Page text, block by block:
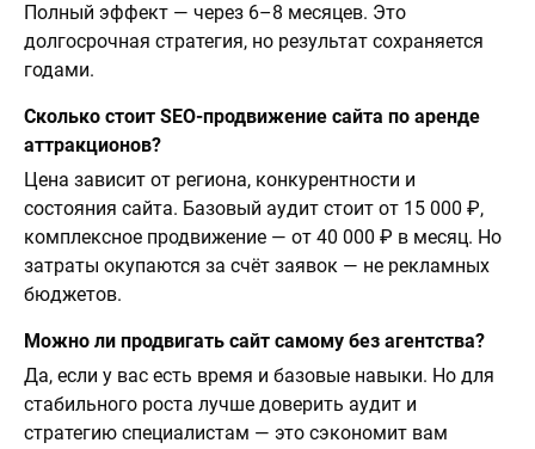
Полный эффект — через 6–8 месяцев. Это
долгосрочная стратегия, но результат сохраняется
годами.
Сколько стоит SEO-продвижение сайта по аренде
аттракционов?
Цена зависит от региона, конкурентности и
состояния сайта. Базовый аудит стоит от 15 000 ₽,
комплексное продвижение — от 40 000 ₽ в месяц. Но
затраты окупаются за счёт заявок — не рекламных
бюджетов.
Можно ли продвигать сайт самому без агентства?
Да, если у вас есть время и базовые навыки. Но для
стабильного роста лучше доверить аудит и
стратегию специалистам — это сэкономит вам